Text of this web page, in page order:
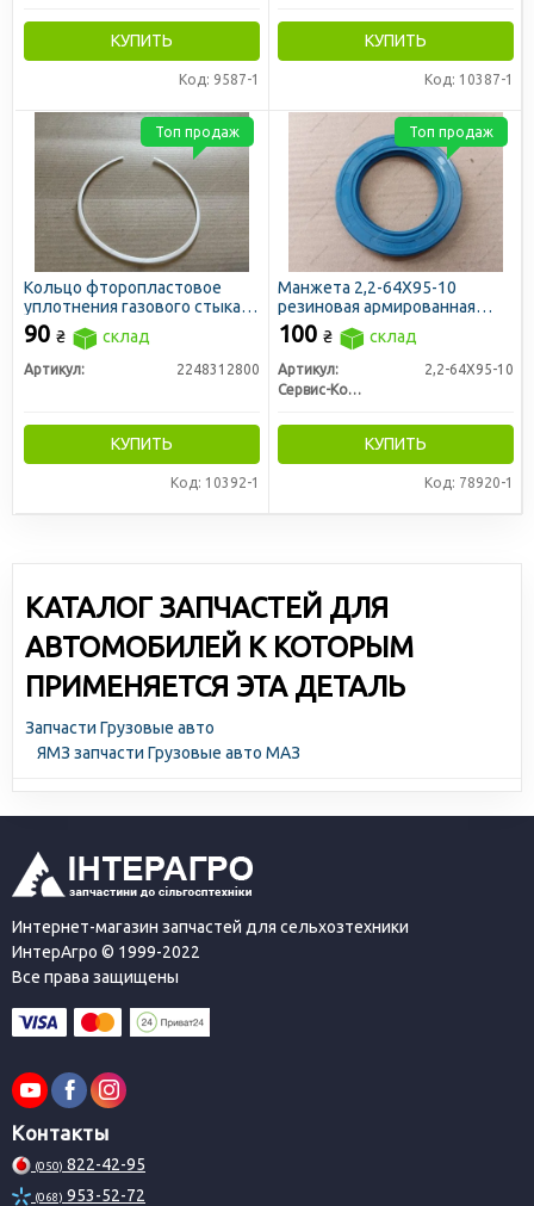
КУПИТЬ
Код: 9587-1
КУПИТЬ
Код: 10387-1
Кольцо фторопластовое
уплотнения газового стыка
(гильзы) СМД, ЯМЗ
90 ₴ склад
Артикул: 2248312800
КУПИТЬ
Код: 10392-1
Топ продаж
Манжета 2,2-64X95-10
резиновая армированная
(синяя) (пр-во Украина)
100 ₴ склад
Артикул:
2,2-64X95-10
Сервис-Комплектация ООО, Украина
КУПИТЬ
Код: 78920-1
Топ продаж
КАТАЛОГ ЗАПЧАСТЕЙ ДЛЯ
АВТОМОБИЛЕЙ К КОТОРЫМ
ПРИМЕНЯЕТСЯ ЭТА ДЕТАЛЬ
Запчасти Грузовые авто
ЯМЗ запчасти Грузовые авто МАЗ
Интернет-магазин запчастей для сельхозтехники
ИнтерАгро © 1999-2022
Все права защищены
Контакты
(050) 822-42-95
(068) 953-52-72